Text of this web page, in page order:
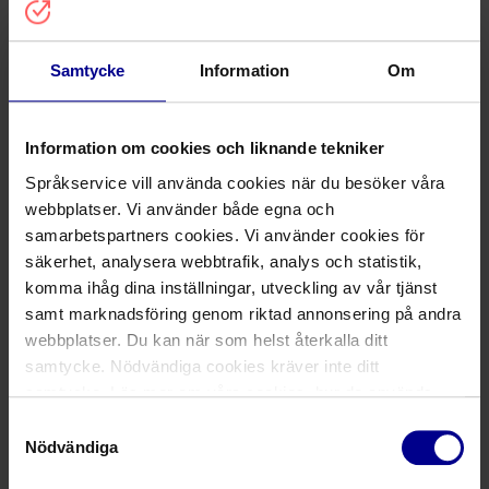
Samtycke Information Om
Information om cookies och liknande tekniker
Språkservice vill använda cookies när du besöker våra
webbplatser. Vi använder både egna och
samarbetspartners cookies. Vi använder cookies för
säkerhet, analysera webbtrafik, analys och statistik,
komma ihåg dina inställningar, utveckling av vår tjänst
samt marknadsföring genom riktad annonsering på andra
webbplatser. Du kan när som helst återkalla ditt
samtycke. Nödvändiga cookies kräver inte ditt
samtycke. Läs mer om våra cookies, hur de används,
Cookiepolicy
Nödvändiga
Om kunden vill att man ska börja
eller måste vi ringa in?
TolkaNu
Vad är skillnaden mellan
förberedelseknappen och